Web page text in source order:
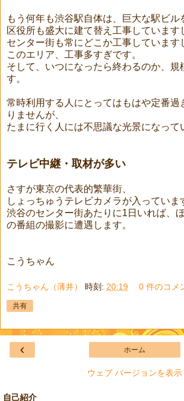
もう何年も渋谷駅自体は、巨大な駅ビル
区役所も盛大に建て替え工事しています
センター街も常にどこか工事しています
このエリア、工事多すぎです。
そして、いつになったら終わるのか、規
す。
常時利用する人にとってはもはや定番過
りませんが、
たまに行く人には不思議な光景になって
テレビ中継・取材が多い
さすが東京の代表的繁華街、
しょっちゅうテレビカメラが入っていま
渋谷のセンター街あたりに1日いれば、
の番組の撮影に遭遇します。
こうちゃん
こうちゃん（薄井） 時刻: 20:19 0 件のコメ
共有
‹ ホーム
ウェブ バージョンを表示
自己紹介